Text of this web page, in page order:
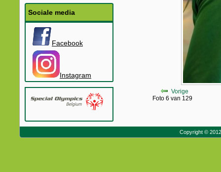
Sociale media
Facebook
Instagram
Vorige
Foto 6 van 129
Copyright ©